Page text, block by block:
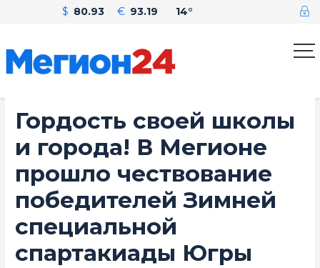
$ 80.93 € 93.19 14°
Гордость своей школы
и города! В Мегионе
прошло чествование
победителей Зимней
специальной
спартакиады Югры